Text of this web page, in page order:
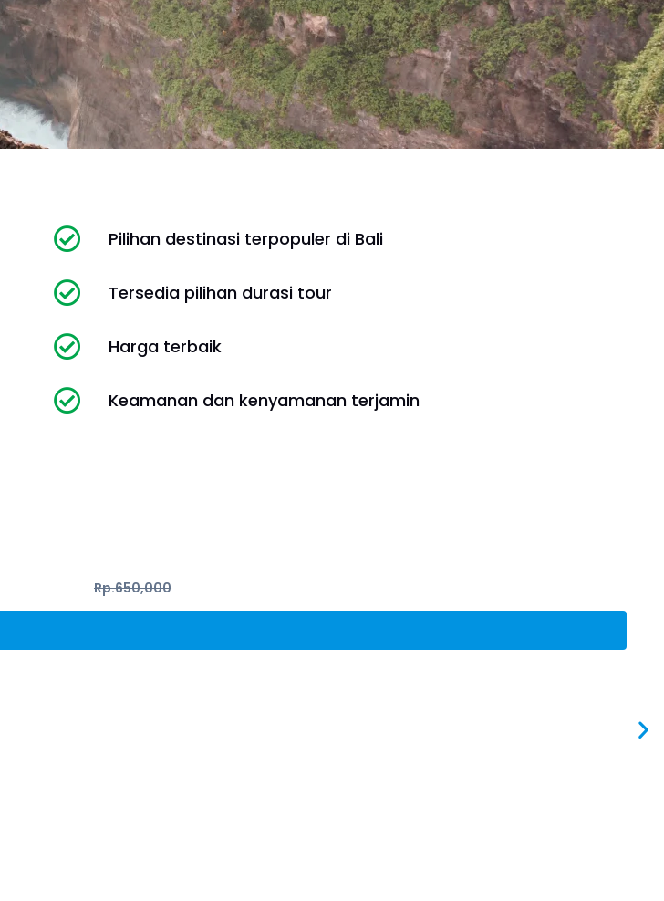
Pilihan destinasi terpopuler di Bali
Tersedia pilihan durasi tour
Harga terbaik
Keamanan dan kenyamanan terjamin
Rp.650,000